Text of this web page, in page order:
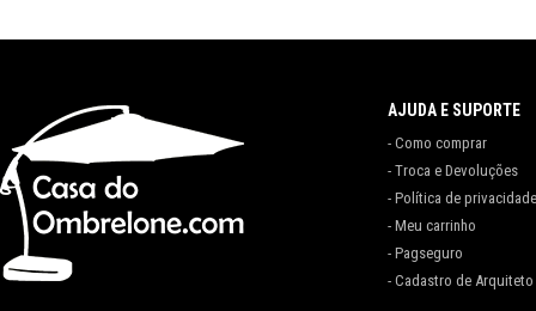
AJUDA E SUPORTE
- Como comprar
- Troca e Devoluções
- Política de privacidade
- Meu carrinho
- Pagseguro
- Cadastro de Arquiteto